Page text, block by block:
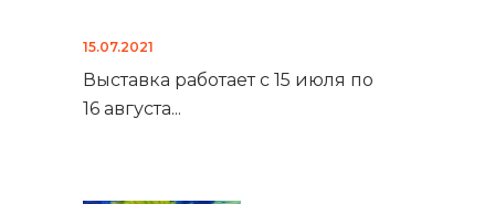
15.07.2021
Выставка работает с 15 июля по
16 августа...